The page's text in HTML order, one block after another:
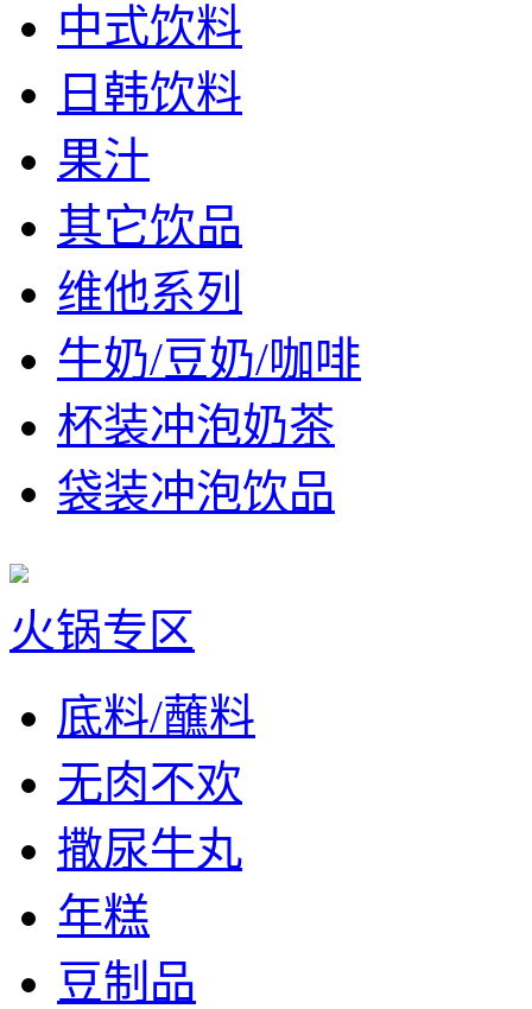
中式饮料
日韩饮料
果汁
其它饮品
维他系列
牛奶/豆奶/咖啡
杯装冲泡奶茶
袋装冲泡饮品
火锅专区
底料/蘸料
无肉不欢
撒尿牛丸
年糕
豆制品